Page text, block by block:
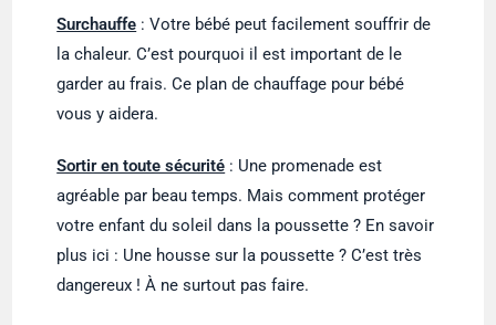
Surchauffe : Votre bébé peut facilement souffrir de
la chaleur. C’est pourquoi il est important de le
garder au frais. Ce plan de chauffage pour bébé
vous y aidera.
Sortir en toute sécurité : Une promenade est
agréable par beau temps. Mais comment protéger
votre enfant du soleil dans la poussette ? En savoir
plus ici : Une housse sur la poussette ? C’est très
dangereux ! À ne surtout pas faire.